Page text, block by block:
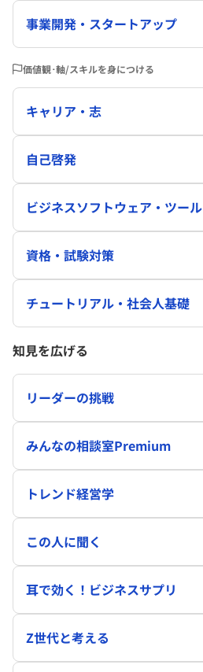
事業開発・スタートアップ
価値観･軸/スキルを身につける
キャリア・志
自己啓発
ビジネスソフトウェア・ツール
資格・試験対策
チュートリアル・社会人基礎
知見を広げる
リーダーの挑戦
みんなの相談室Premium
トレンド経営学
この人に聞く
耳で効く！ビジネスサプリ
Z世代と考える